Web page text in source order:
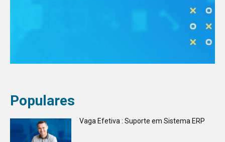
Populares
Vaga Efetiva : Suporte em Sistema ERP